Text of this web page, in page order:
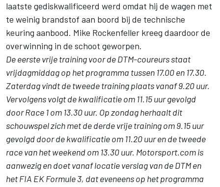
laatste gediskwalificeerd werd omdat hij de wagen met
te weinig brandstof aan boord bij de technische
keuring aanbood. Mike Rockenfeller kreeg daardoor de
overwinning in de schoot geworpen.
De eerste vrije training voor de DTM-coureurs staat
vrijdagmiddag op het programma tussen 17.00 en 17.30.
Zaterdag vindt de tweede training plaats vanaf 9.20 uur.
Vervolgens volgt de kwalificatie om 11.15 uur gevolgd
door Race 1 om 13.30 uur. Op zondag herhaalt dit
schouwspel zich met de derde vrije training om 9.15 uur
gevolgd door de kwalificatie om 11.20 uur en de tweede
race van het weekend om 13.30 uur. Motorsport.com is
aanwezig en doet vanaf locatie verslag van de DTM en
hetFIA EK Formule 3, dat eveneens op het programma